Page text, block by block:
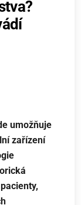
umožňuje
zařízení